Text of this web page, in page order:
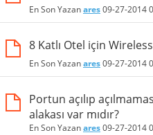
En Son Yazanares09-27-2014
8 Katlı Otel için
En Son Yazanares09-27-2014
Portun açılıp
alakası var mıdır?
En Son Yazanares09-27-2014